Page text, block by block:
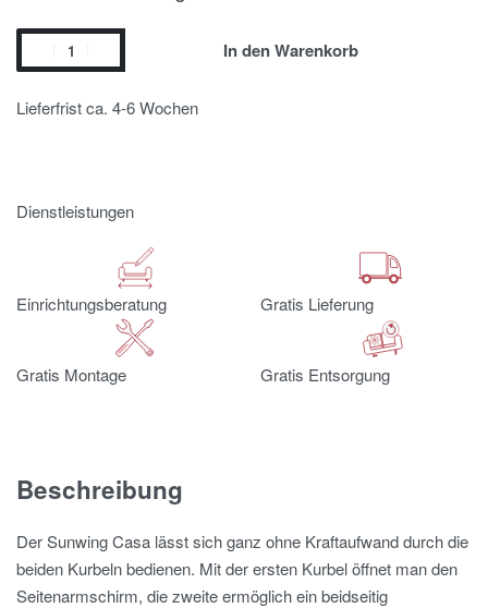
In den Warenkorb
Lieferfrist ca. 4-6 Wochen
Dienstleistungen
Einrichtungsberatung Gratis Lieferung
Gratis Montage Gratis Entsorgung
Beschreibung
Der Sunwing Casa lässt sich ganz ohne Kraftaufwand durch die
beiden Kurbeln bedienen. Mit der ersten Kurbel öffnet man den
Seitenarmschirm, die zweite ermöglich ein beidseitig